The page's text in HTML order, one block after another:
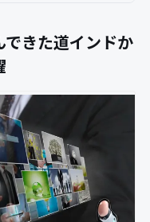
きた道インドか